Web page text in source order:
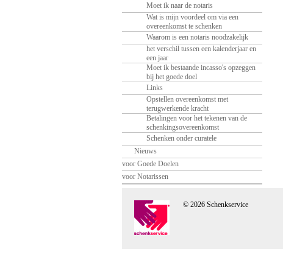
Moet ik naar de notaris
Wat is mijn voordeel om via een
overeenkomst te schenken
Waarom is een notaris noodzakelijk
het verschil tussen een kalenderjaar en
een jaar
Moet ik bestaande incasso's opzeggen
bij het goede doel
Links
Opstellen overeenkomst met
terugwerkende kracht
Betalingen voor het tekenen van de
schenkingsovereenkomst
Schenken onder curatele
Nieuws
voor Goede Doelen
voor Notarissen
© 2026 Schenkservice